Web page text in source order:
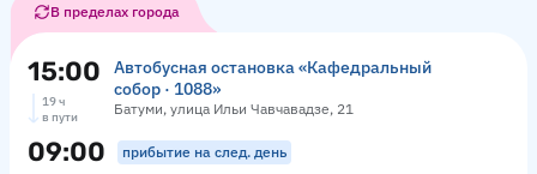
В пределах города
15:00
Автобусная остановка «Кафедральный
собор · 1088»
Батуми, улица Ильи Чавчавадзе, 21
19 ч
в пути
09:00 прибытие на след. день